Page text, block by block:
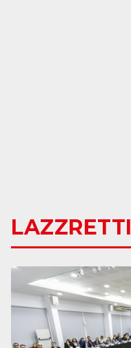
LAZZRETTI